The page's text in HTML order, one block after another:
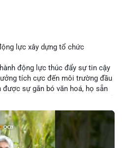
lực xây dựng tổ chức
động lực thúc đẩy sự tin cậy
tích cực đến môi trường đầu
sự gắn bó văn hoá, họ sẵn
mã hoá. Sự tăng cường niềm
cải thiện chi phí vốn và thúc
ngành công nghệ tài chính. Các
thần này để xây dựng chiến lược